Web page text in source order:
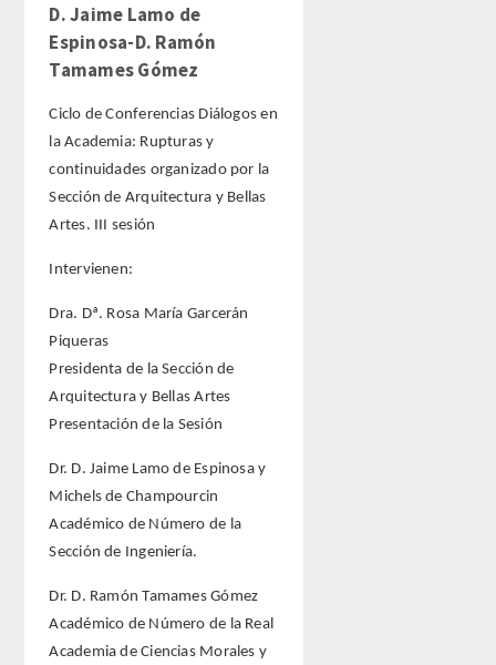
D. Jaime Lamo de
Espinosa-D. Ramón
Tamames Gómez
Ciclo de Conferencias Diálogos en
la Academia: Rupturas y
continuidades organizado por la
Sección de Arquitectura y Bellas
Artes. III sesión
Intervienen:
Dra. Dª. Rosa María Garcerán
Piqueras
Presidenta de la Sección de
Arquitectura y Bellas Artes
Presentación de la Sesión
Dr. D. Jaime Lamo de Espinosa y
Michels de Champourcin
Académico de Número de la
Sección de Ingeniería.
Dr. D. Ramón Tamames Gómez
Académico de Número de la Real
Academia de Ciencias Morales y